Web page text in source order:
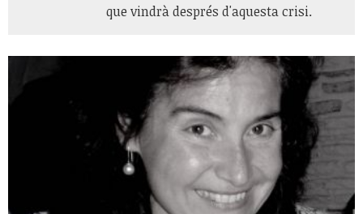
que vindrà després d'aquesta crisi.